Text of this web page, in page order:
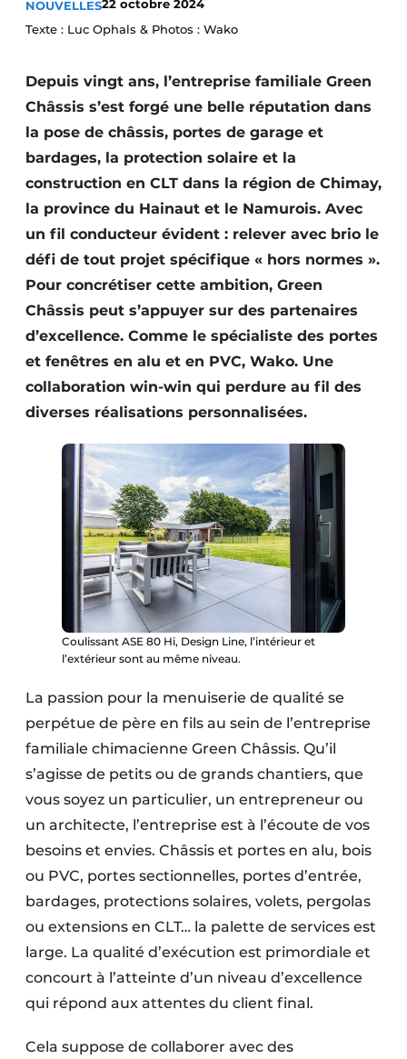
S’inscrire à l’événement
S’inscrire
Termes et conditions
Video’s
NOUVELLES22 octobre 2024
Texte : Luc Ophals & Photos : Wako
Depuis vingt ans, l’entreprise familiale Green
Châssis s’est forgé une belle réputation dans
la pose de châssis, portes de garage et
bardages, la protection solaire et la
construction en CLT dans la région de Chimay,
la province du Hainaut et le Namurois. Avec
un fil conducteur évident : relever avec brio le
défi de tout projet spécifique « hors normes ».
Pour concrétiser cette ambition, Green
Châssis peut s’appuyer sur des partenaires
d’excellence. Comme le spécialiste des portes
et fenêtres en alu et en PVC, Wako. Une
collaboration win-win qui perdure au fil des
diverses réalisations personnalisées.
Coulissant ASE 80 Hi, Design Line, l’intérieur et
l’extérieur sont au même niveau.
La passion pour la menuiserie de qualité se
perpétue de père en fils au sein de l’entreprise
familiale chimacienne Green Châssis. Qu’il
s’agisse de petits ou de grands chantiers, que
vous soyez un particulier, un entrepreneur ou
un architecte, l’entreprise est à l’écoute de vos
besoins et envies. Châssis et portes en alu, bois
ou PVC, portes sectionnelles, portes d’entrée,
bardages, protections solaires, volets, pergolas
ou extensions en CLT… la palette de services est
large. La qualité d’exécution est primordiale et
concourt à l’atteinte d’un niveau d’excellence
qui répond aux attentes du client final.
Cela suppose de collaborer avec des